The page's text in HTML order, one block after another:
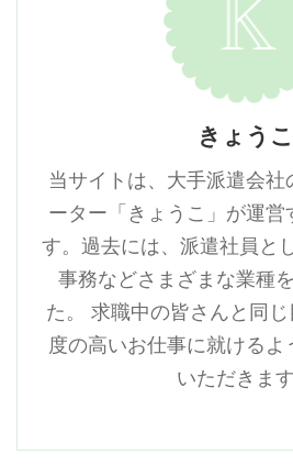
きょうこ
当サイトは、大手派遣会社
ーター「きょうこ」が運
す。過去には、派遣社員と
事務などさまざまな業種
た。 求職中の皆さんと同
度の高いお仕事に就けるよ
いただきます